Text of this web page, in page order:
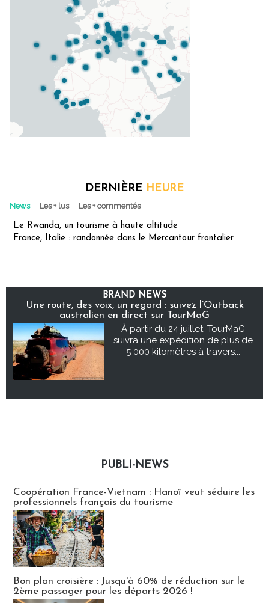
DERNIÈRE HEURE
News Les + lus Les + commentés
Le Rwanda, un tourisme à haute altitude
France, Italie : randonnée dans le Mercantour frontalier
BRAND NEWS
Une route, des voix, un regard : suivez l’Outback
australien en direct sur TourMaG
À partir du 24 juillet, TourMaG
suivra une expédition de plus de
5 000 kilomètres à travers...
PUBLI-NEWS
Coopération France-Vietnam : Hanoï veut séduire les
professionnels français du tourisme
Bon plan croisière : Jusqu'à 60% de réduction sur le
2ème passager pour les départs 2026 !